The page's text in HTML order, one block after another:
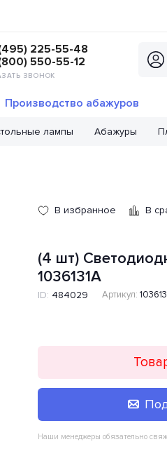
225-55-48
550-55-12
ЗВОНОК
лампы Абажуры
Производство абажуров
В избранное В
(4 шт)
1036131A
ID: 484029 Артикул:
Наши менеджеры обязательно